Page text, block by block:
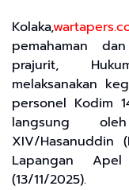
Kolaka,
pemahaman
prajurit,
melaksanakan
personel Kodim
langsung
XIV/Hasanuddin
Lapangan Apel
(13/11/2025).